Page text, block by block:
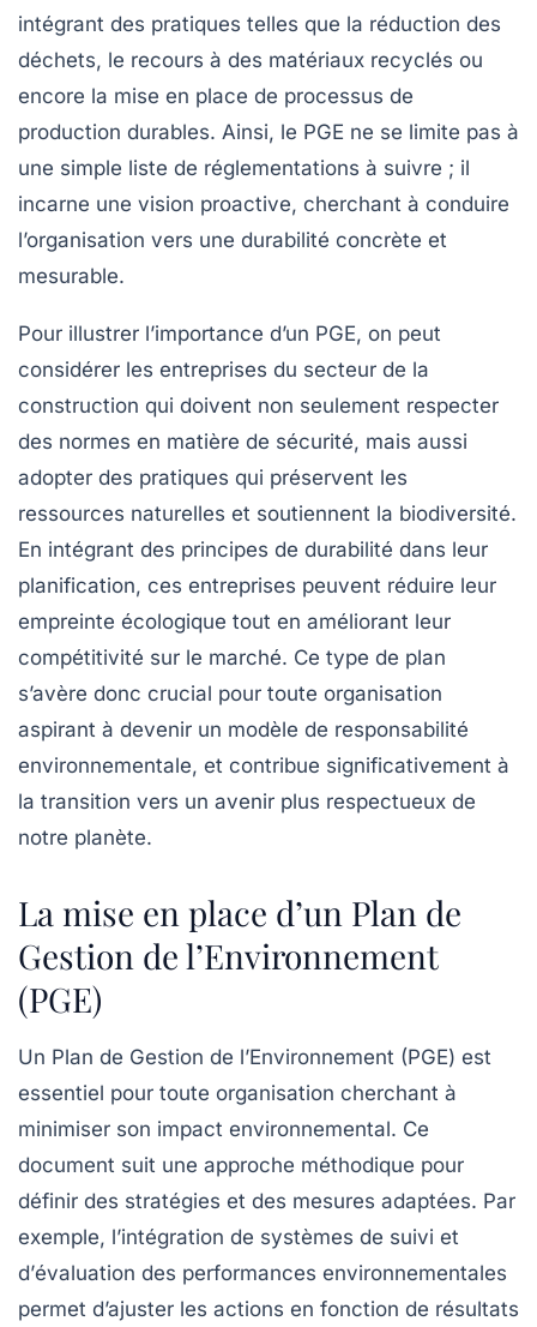
intégrant des pratiques telles que la réduction des
déchets, le recours à des matériaux recyclés ou
encore la mise en place de processus de
production durables. Ainsi, le PGE ne se limite pas à
une simple liste de réglementations à suivre ; il
incarne une vision proactive, cherchant à conduire
l’organisation vers une durabilité concrète et
mesurable.
Pour illustrer l’importance d’un PGE, on peut
considérer les entreprises du secteur de la
construction qui doivent non seulement respecter
des normes en matière de sécurité, mais aussi
adopter des pratiques qui préservent les
ressources naturelles et soutiennent la biodiversité.
En intégrant des principes de durabilité dans leur
planification, ces entreprises peuvent réduire leur
empreinte écologique tout en améliorant leur
compétitivité sur le marché. Ce type de plan
s’avère donc crucial pour toute organisation
aspirant à devenir un modèle de responsabilité
environnementale, et contribue significativement à
la transition vers un avenir plus respectueux de
notre planète.
La mise en place d’un Plan de
Gestion de l’Environnement
(PGE)
Un Plan de Gestion de l’Environnement (PGE) est
essentiel pour toute organisation cherchant à
minimiser son impact environnemental. Ce
document suit une approche méthodique pour
définir des stratégies et des mesures adaptées. Par
exemple, l’intégration de systèmes de suivi et
d’évaluation des performances environnementales
permet d’ajuster les actions en fonction de résultats